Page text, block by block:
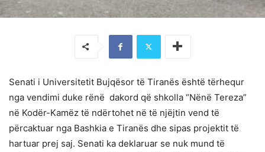
Senati i Universitetit Bujqësor të Tiranës është tërhequr
nga vendimi duke rënë dakord që shkolla “Nënë Tereza”
në Kodër-Kamëz të ndërtohet në të njëjtin vend të
përcaktuar nga Bashkia e Tiranës dhe sipas projektit të
hartuar prej saj. Senati ka deklaruar se nuk mund të